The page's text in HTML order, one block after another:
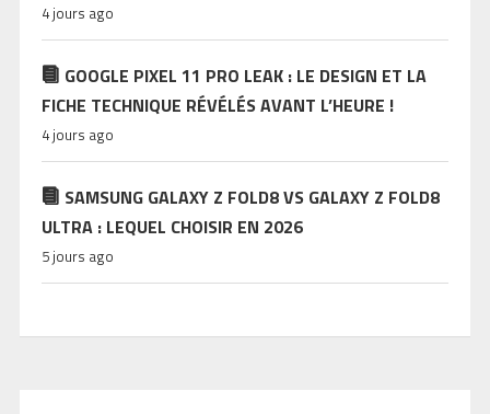
4 jours ago
GOOGLE PIXEL 11 PRO LEAK : LE DESIGN ET LA
FICHE TECHNIQUE RÉVÉLÉS AVANT L’HEURE !
4 jours ago
SAMSUNG GALAXY Z FOLD8 VS GALAXY Z FOLD8
ULTRA : LEQUEL CHOISIR EN 2026
5 jours ago